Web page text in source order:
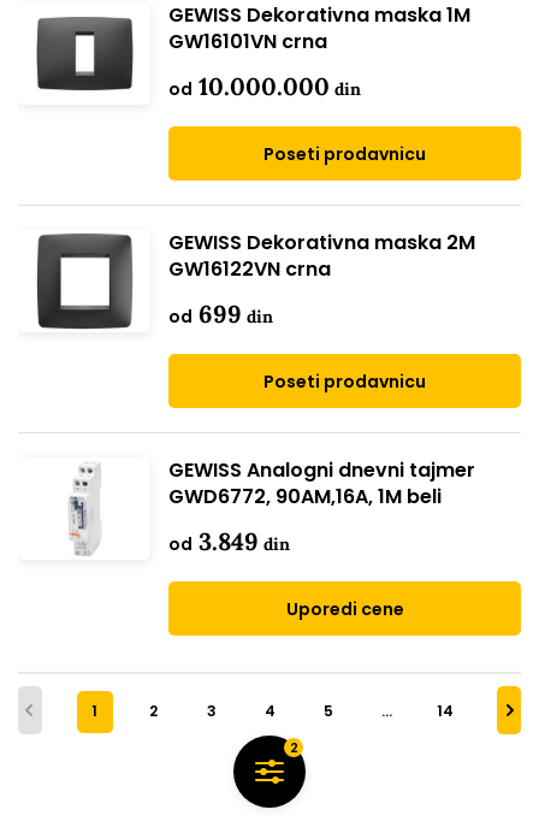
GEWISS Dekorativna maska 1M
GW16101VN crna
od 10.000.000 din
Poseti prodavnicu
GEWISS Dekorativna maska 2M
GW16122VN crna
od 699 din
Poseti prodavnicu
GEWISS Analogni dnevni tajmer
GWD6772, 90AM,16A, 1M beli
od 3.849 din
Uporedi cene
1 2 3 4 5 … 14
2